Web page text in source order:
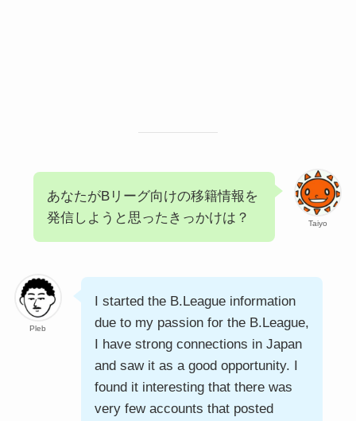
Taiyo
あなたがBリーグ向けの移籍情報を
発信しようと思ったきっかけは？
Pleb
I started the B.League information
due to my passion for the B.League,
I have strong connections in Japan
and saw it as a good opportunity. I
found it interesting that there was
very few accounts that posted